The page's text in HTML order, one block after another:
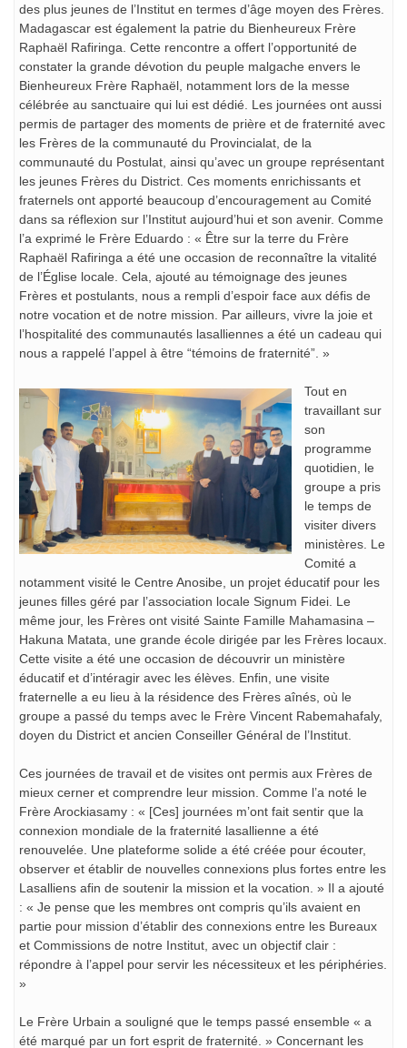
des plus jeunes de l’Institut en termes d’âge moyen des Frères.
Madagascar est également la patrie du Bienheureux Frère
Raphaël Rafiringa. Cette rencontre a offert l’opportunité de
constater la grande dévotion du peuple malgache envers le
Bienheureux Frère Raphaël, notamment lors de la messe
célébrée au sanctuaire qui lui est dédié. Les journées ont aussi
permis de partager des moments de prière et de fraternité avec
les Frères de la communauté du Provincialat, de la
communauté du Postulat, ainsi qu’avec un groupe représentant
les jeunes Frères du District. Ces moments enrichissants et
fraternels ont apporté beaucoup d’encouragement au Comité
dans sa réflexion sur l’Institut aujourd’hui et son avenir. Comme
l’a exprimé le Frère Eduardo : « Être sur la terre du Frère
Raphaël Rafiringa a été une occasion de reconnaître la vitalité
de l’Église locale. Cela, ajouté au témoignage des jeunes
Frères et postulants, nous a rempli d’espoir face aux défis de
notre vocation et de notre mission. Par ailleurs, vivre la joie et
l’hospitalité des communautés lasalliennes a été un cadeau qui
nous a rappelé l’appel à être “témoins de fraternité”. »
Tout en
travaillant sur
son
programme
quotidien, le
groupe a pris
le temps de
visiter divers
ministères. Le
Comité a
notamment visité le Centre Anosibe, un projet éducatif pour les
jeunes filles géré par l’association locale Signum Fidei. Le
même jour, les Frères ont visité Sainte Famille Mahamasina –
Hakuna Matata, une grande école dirigée par les Frères locaux.
Cette visite a été une occasion de découvrir un ministère
éducatif et d’intéragir avec les élèves. Enfin, une visite
fraternelle a eu lieu à la résidence des Frères aînés, où le
groupe a passé du temps avec le Frère Vincent Rabemahafaly,
doyen du District et ancien Conseiller Général de l’Institut.
Ces journées de travail et de visites ont permis aux Frères de
mieux cerner et comprendre leur mission. Comme l’a noté le
Frère Arockiasamy : « [Ces] journées m’ont fait sentir que la
connexion mondiale de la fraternité lasallienne a été
renouvelée. Une plateforme solide a été créée pour écouter,
observer et établir de nouvelles connexions plus fortes entre les
Lasalliens afin de soutenir la mission et la vocation. » Il a ajouté
: « Je pense que les membres ont compris qu’ils avaient en
partie pour mission d’établir des connexions entre les Bureaux
et Commissions de notre Institut, avec un objectif clair :
répondre à l’appel pour servir les nécessiteux et les périphéries.
»
Le Frère Urbain a souligné que le temps passé ensemble « a
été marqué par un fort esprit de fraternité. » Concernant les